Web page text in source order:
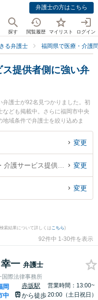
弁護士の方はこちら
探す 閲覧履歴 マイリスト ログイン
る弁護士 福岡県で医療・介護
提供者側に強い弁
護士が92名見つかりました。初
なども掲載中。さらに福岡市中央
域条件で弁護士を絞り込めま
や美容整形のトラブル、産婦人科
便利です。特に稲森幸一国際法
介護サービス提供者側のトラブ
介護サービス提供者側のトラブル
『初回相談無料で病院・介護サ
変更
変更
変更
索結果について詳しくは こちら)
92件中 1-30件を表示
一 弁護士
国際法律事務所
岡
中
赤坂駅
から徒歩
営業時間：13:00~
20:00（土日祝日）